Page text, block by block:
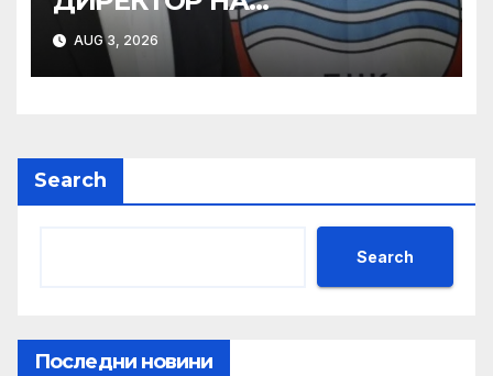
„ВОДНОСПАСИТЕЛНАТА
СЛУЖБА“ НА БЧК: СЛЕД
ИЛИНДЕН МОРЕТО СТАВА
AUG 3, 2026
Search
Search
Последни новини